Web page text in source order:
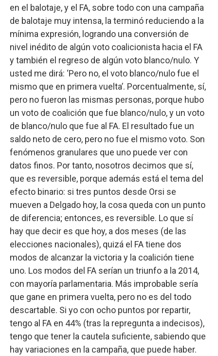
en el balotaje, y el FA, sobre todo con una campaña
de balotaje muy intensa, la terminó reduciendo a la
mínima expresión, logrando una conversión de
nivel inédito de algún voto coalicionista hacia el FA
y también el regreso de algún voto blanco/nulo. Y
usted me dirá: ‘Pero no, el voto blanco/nulo fue el
mismo que en primera vuelta’. Porcentualmente, sí,
pero no fueron las mismas personas, porque hubo
un voto de coalición que fue blanco/nulo, y un voto
de blanco/nulo que fue al FA. El resultado fue un
saldo neto de cero, pero no fue el mismo voto. Son
fenómenos granulares que uno puede ver con
datos finos. Por tanto, nosotros decimos que sí,
que es reversible, porque además está el tema del
efecto binario: si tres puntos desde Orsi se
mueven a Delgado hoy, la cosa queda con un punto
de diferencia; entonces, es reversible. Lo que sí
hay que decir es que hoy, a dos meses (de las
elecciones nacionales), quizá el FA tiene dos
modos de alcanzar la victoria y la coalición tiene
uno. Los modos del FA serían un triunfo a la 2014,
con mayoría parlamentaria. Más improbable sería
que gane en primera vuelta, pero no es del todo
descartable. Si yo con ocho puntos por repartir,
tengo al FA en 44% (tras la repregunta a indecisos),
tengo que tener la cautela suficiente, sabiendo que
hay variaciones en la campaña, que puede haber.